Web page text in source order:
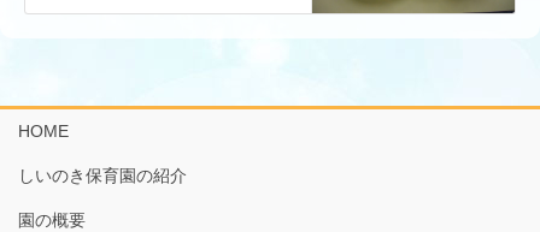
HOME
しいのき保育園の紹介
園の概要